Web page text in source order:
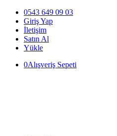
0543 649 09 03
Giriş Yap
İletişim
Satın Al
Yükle
0Alışveriş Sepeti